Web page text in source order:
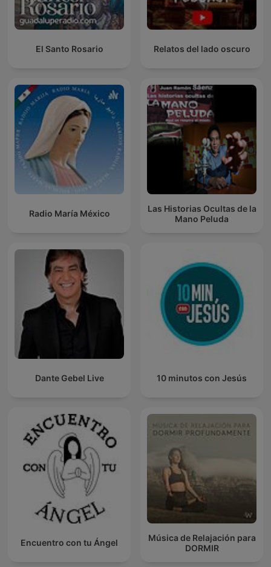
El Santo Rosario Relatos del lado oscuro
Radio María México
Las Historias Ocultas de la
Mano Peluda
Dante Gebel Live 10 minutos con Jesús
Encuentro con tu Ángel
Música de Relajación para
DORMIR